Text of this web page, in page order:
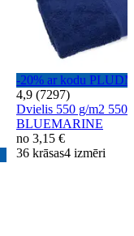
-20% ar kodu
4,9 (7297)
Dvielis 550 g/m2
BLUEMARINE
no 3,15 €
36 krāsas4 izmēri